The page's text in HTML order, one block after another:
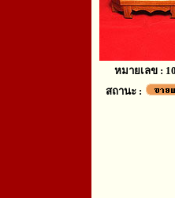
หมายเลข :
สถานะ :